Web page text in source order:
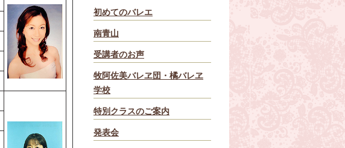
初めてのバレエ
南青山
受講者のお声
牧阿佐美バレヱ団・橘バレヱ
学校
特別クラスのご案内
発表会